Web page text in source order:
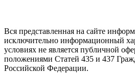
Вся представленная на сайте
исключительно информационный
условиях не является публичной
положениями Статей 435 и 437
Российской Федерации.